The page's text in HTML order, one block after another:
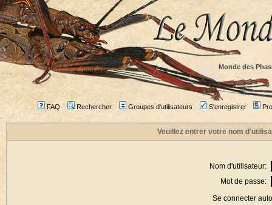
Monde des
FAQ Rechercher Groupes d'utilisateurs S'enregistrer
Veuillez entrer votre nom
Nom d'utilisateur:
Mot de passe:
Se connecter